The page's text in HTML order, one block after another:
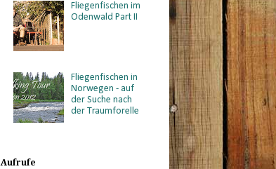
Fliegenfischen im
Odenwald Part II
Fliegenfischen in
Norwegen - auf
der Suche nach
der Traumforelle
Aufrufe